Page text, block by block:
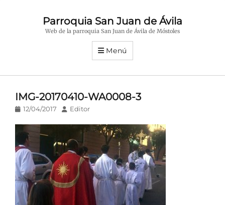
Parroquia San Juan de Ávila
Web de la parroquia San Juan de Ávila de Móstoles
Menú
IMG-20170410-WA0008-3
Publicado
12/04/2017 AutorEditor